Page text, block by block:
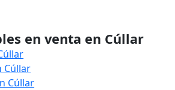
en venta en Cúllar
Cúllar
Cúllar